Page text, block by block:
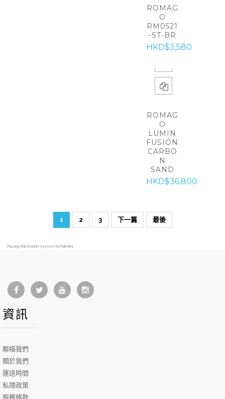
ROMAG
O
RM0521
-ST-BR
HKD$3,580
ROMAG
O
LUMIN
FUSION
CARBO
N
SAND
HKD$36,800
1 2 3 下一篇 最後
FaLang translation system by Faboba
資訊
聯絡我們
關於我們
運送時間
私隱政策
服務條款